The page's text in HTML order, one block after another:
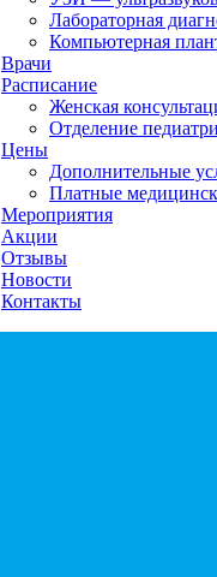
Лабораторная
Компьютерная
Врачи
Расписание
Женская
Отделение
Цены
Дополнительные
Платные
Мероприятия
Акции
Отзывы
Новости
Контакты